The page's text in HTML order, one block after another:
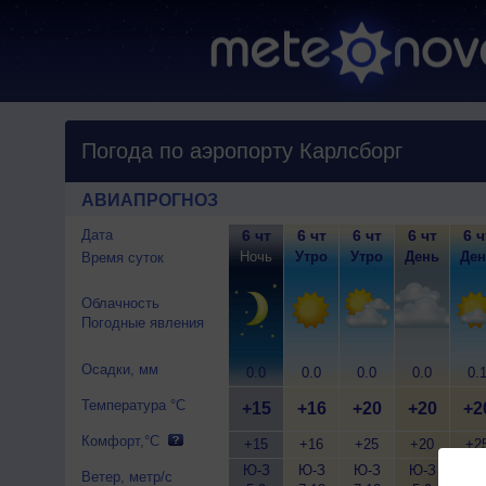
Погода по аэропорту Карлсборг
АВИАПРОГНОЗ
Дата
Время суток
Облачность
Погодные явления
Осадки, мм
Температура °C
Комфорт,°C
Ветер, метр/с
6 чт
Ночь
0.0
+15
+15
Ю-З
6 чт
Утро
0.0
+16
+16
Ю-З
6 чт
Утро
0.0
+20
+25
Ю-З
6 чт
День
0.0
+20
+20
Ю-З
6
0.1